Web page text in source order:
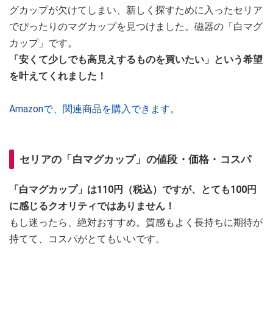
グカップが欠けてしまい、新しく探すために入ったセリア
でぴったりのマグカップを見つけました。磁器の「白マグ
カップ」です。
「安くて少しでも高見えするものを買いたい」という希望
を叶えてくれました！
Amazonで、関連商品を購入できます。
セリアの「白マグカップ」の値段・価格・コスパ
「白マグカップ」は110円（税込）ですが、とても100円
に感じるクオリティではありません！
もし迷ったら、絶対おすすめ。質感もよく長持ちに期待が
持てて、コスパがとてもいいです。